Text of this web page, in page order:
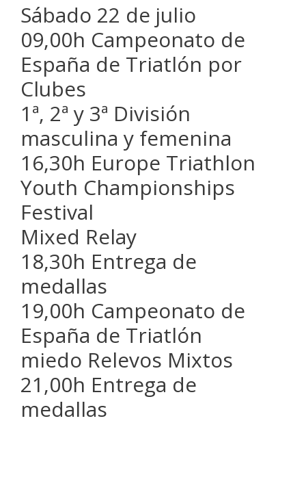
Sábado 22 de julio
09,00h Campeonato de
España de Triatlón por
Clubes
1ª, 2ª y 3ª División
masculina y femenina
16,30h Europe Triathlon
Youth Championships
Festival
Mixed Relay
18,30h Entrega de
medallas
19,00h Campeonato de
España de Triatlón
miedo Relevos Mixtos
21,00h Entrega de
medallas